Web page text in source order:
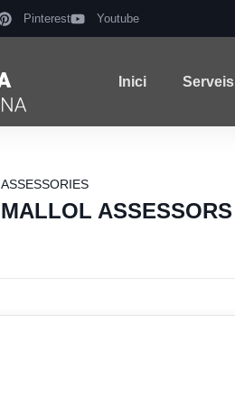
Pinterest Youtube
Inici Serveis
ASSESSORIES
MALLOL ASSESSORS